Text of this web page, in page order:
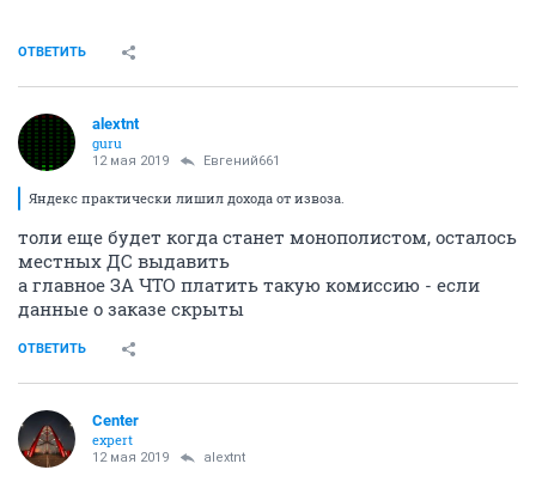
ОТВЕТИТЬ
alextnt
guru
12 мая 2019 Евгений661
Яндекс практически лишил дохода от извоза.
толи еще будет когда станет монополистом, осталось
местных ДС выдавить
а главное ЗА ЧТО платить такую комиссию - если
данные о заказе скрыты
ОТВЕТИТЬ
Center
expert
12 мая 2019 alextnt